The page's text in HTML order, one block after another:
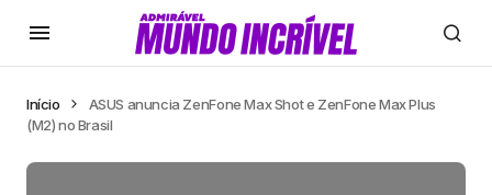
Início
ASUS anuncia ZenFone Max Shot e ZenFone Max Plus
(M2) no Brasil